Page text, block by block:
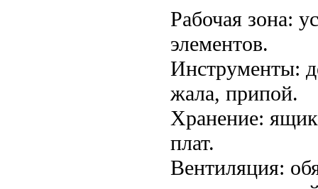
Рабочая зона:
элементов.
Инструменты:
жала, припой.
Хранение:
плат.
Вентиляция: